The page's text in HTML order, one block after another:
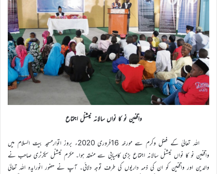
واقفین نو کا نواں سالانہ نیشنل اجتماع
اللہ تعالیٰ کے فضل وکرم سے مورخہ 16فروری 2020ء بروز اتوارمسجد بیت السلام میں
واقفین نو کا نواں نیشنل سالانہ اجتماع بڑی کامیابی سے منعقد ہوا۔ مکرم نیشنل سیکرٹری صاحب نے
والدین اور واقفین کو ان کی ذمہ داریوں کی طرف توجہ دلائی۔ آپ نے حضور انورایدہ اللہ تعالیٰ